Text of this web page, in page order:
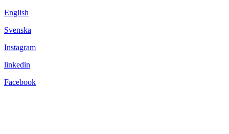
English
Svenska
Instagram
linkedin
Facebook